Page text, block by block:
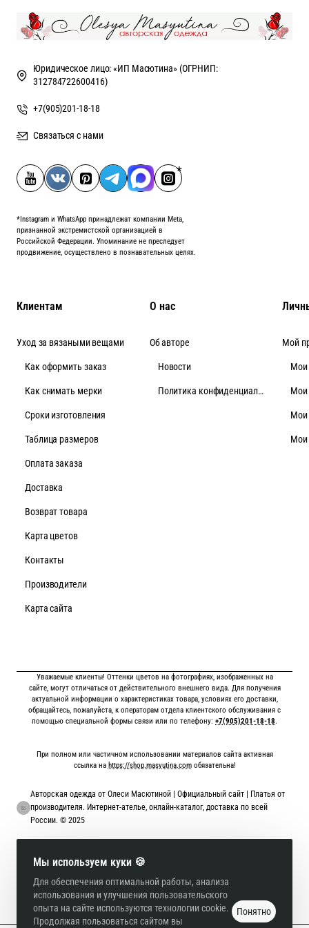
Мы используем куки 🍪
Для обеспечения оптимальной работы, анализа
использования и улучшения пользовательского
опыта на сайте используются технологии cookie.
Продолжая пользоваться сайтом вы
Понятно
Юридическое лицо: «ИП Масютина» (ОГРНИП:
312784722600416)
+7(905)201-18-18
Связаться с нами
*Instagram и WhatsApp принадлежат компании Meta,
признанной экстремистской организацией в
Российской Федерации. Упоминание не преследует
продвижение, осуществлено в познавательных целях.
Клиентам
Уход за вязаными вещами
Как оформить заказ
Как снимать мерки
Cроки изготовления
Таблица размеров
Оплата заказа
Доставка
Возврат товара
Карта цветов
Контакты
Производители
Карта сайта
О нас
Об авторе
Новости
Политика конфиденциальности
Мой
Мои
Мои
Мои
Мои
Уважаемые клиенты! Оттенки цветов на фотографиях, изображенных на
сайте, могут отличаться от действительного внешнего вида. Для получения
актуальной информации о характеристиках товара, условиях его доставки,
обращайтесь, пожалуйста, к операторам отдела клиентского обслуживания с
помощью специальной формы связи или по телефону: +7(905)201-18-18.
При полном или частичном использовании материалов сайта активная
ссылка на https://shop.masyutina.comобязательна!
Авторская одежда от Олеси Масютиной | Официальный сайт | Платья от
производителя. Интернет-ателье, онлайн-каталог, доставка по всей
России. © 2025